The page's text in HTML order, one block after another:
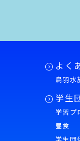
よく
鳥羽水
学生
学習プ
昼食